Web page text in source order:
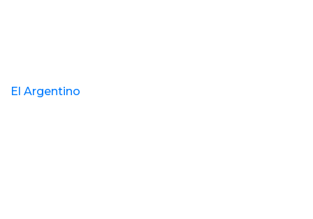
El Argentino